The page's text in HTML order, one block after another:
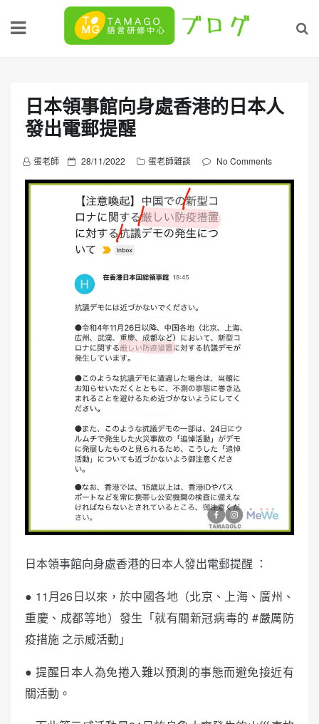
日本領事館向身處香港的日本人
發出電郵提醒
蛋老師
P
o
t
e
d
n
28/11/2022 蛋老師雜談 No Comments
日本領事館向身處香港的日本人發出電郵提醒 ：
● 11月26日以來，於中國各地（北京、上海、廣州、
重慶、成都等地）發生「就有關新冠病毒的 #嚴厲防
疫措施 之示威活動」
● 提醒日本人為免捲入難以預測的事態而避免接近有
關活動。